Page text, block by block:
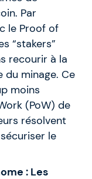
Par
le Proof of
“stakers”
recourir à la
du minage. Ce
moins
(PoW) de
résolvent
le
: Les